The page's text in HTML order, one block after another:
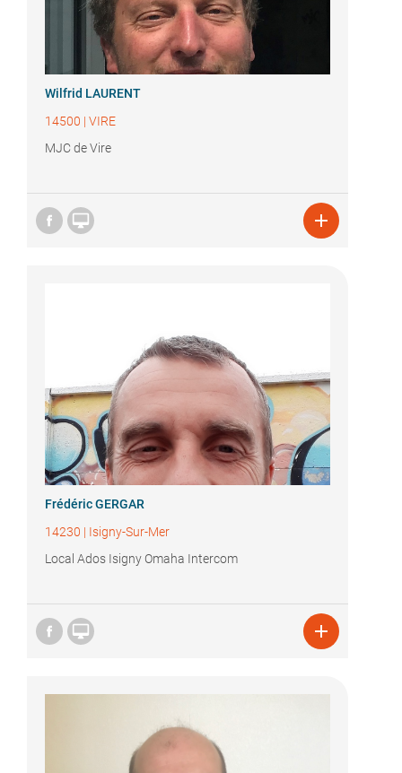
Wilfrid LAURENT
14500 | VIRE
MJC de Vire
 
Frédéric GERGAR
14230 | Isigny-Sur-Mer
Local Ados Isigny Omaha Intercom
 